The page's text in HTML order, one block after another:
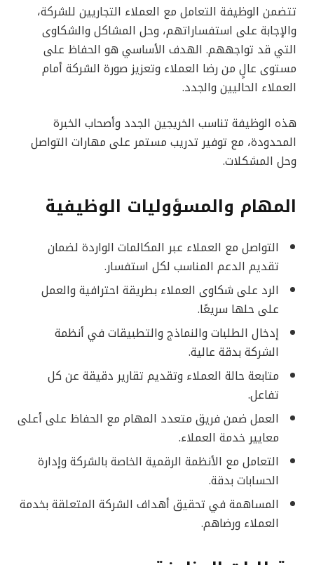
تتضمن الوظيفة التعامل مع العملاء التجاريين للشركة،
والإجابة على استفساراتهم، وحل المشاكل والشكاوى
التي قد تواجههم. الهدف الأساسي هو الحفاظ على
مستوى عالٍ من رضا العملاء وتعزيز صورة الشركة أمام
العملاء الحاليين والجدد.
هذه الوظيفة تناسب الخريجين الجدد وأصحاب الخبرة
المحدودة، مع توفير تدريب مستمر على مهارات التواصل
وحل المشكلات.
المهام والمسؤوليات الوظيفية
التواصل مع العملاء عبر المكالمات الواردة لضمان
تقديم الدعم المناسب لكل استفسار.
الرد على شكاوى العملاء بطريقة احترافية والعمل
على حلها سريعًا.
إدخال الطلبات والنماذج والتطبيقات في أنظمة
الشركة بدقة عالية.
متابعة حالة العملاء وتقديم تقارير دقيقة عن كل
تفاعل.
العمل ضمن فريق متعدد المهام مع الحفاظ على أعلى
معايير خدمة العملاء.
التعامل مع الأنظمة الرقمية الخاصة بالشركة وإدارة
الحسابات بدقة.
المساهمة في تحقيق أهداف الشركة المتعلقة بخدمة
العملاء ورضاهم.